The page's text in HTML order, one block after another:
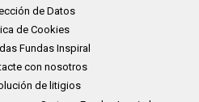
de Datos
de Cookies
Fundas Inspiral
con nosotros
de litigios